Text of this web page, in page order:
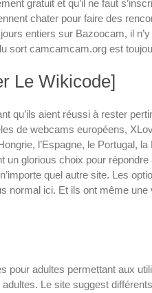
gratuit et qu’il ne faut
chater pour faire des
entiers sur Bazoocam, il
sort camcamcam.org est
Le Wikicode]
qu’ils aient réussi à rester
de webcams européens,
l’Espagne, le Portugal, la
glorious choix pour
quel autre site. Les
normal ici. Et ils ont même une
pour adultes permettant aux
Le site suggest